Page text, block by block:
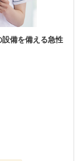
設備を備える急性